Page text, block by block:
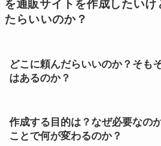
を通販サイトを作成したいけ
たらいいのか？
どこに頼んだらいいのか？そも
はあるのか？
作成する目的は？なぜ必要なの
ことで何が変わるのか？